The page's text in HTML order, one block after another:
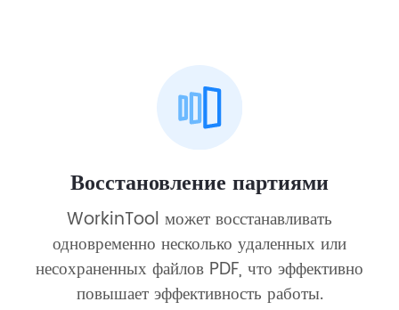
Восстановление партиями
WorkinTool может восстанавливать
одновременно несколько удаленных или
несохраненных файлов PDF, что эффективно
повышает эффективность работы.